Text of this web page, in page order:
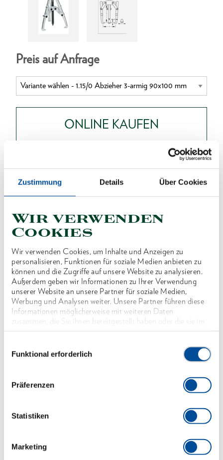
Zustimmung Details Über Cookies
Wir verwenden
Cookies
Wir verwenden Cookies, um Inhalte und Anzeigen zu
personalisieren, Funktionen für soziale Medien anbieten zu
können und die Zugriffe auf unsere Website zu analysieren.
Außerdem geben wir Informationen zu Ihrer Verwendung
unserer Website an unsere Partner für soziale Medien,
Werbung und Analysen weiter. Unsere Partner führen diese
Informationen möglicherweise mit weiteren Daten
zusammen, die Sie ihnen bereitgestellt haben oder die sie im
Rahmen Ihrer Nutzung der Dienste gesammelt haben. Unsere
Funktional erforderlich
Präferenzen
Statistiken
Marketing
Preis auf Anfrage
ONLINE KAUFEN
HÄNDLER FINDEN
Produktbeschreibung
Abziehen von Scheiben, Rädern, Kugellager usw.
Technische und wirtschaftliche Vorteile durch die
variable Spanntiefe und das selbsttätige
Anpressen der Haken
Besonders geeignet zum Abziehen von
Keilriemenscheiben und Schwungscheiben, die auf
Technische Eigenschaften